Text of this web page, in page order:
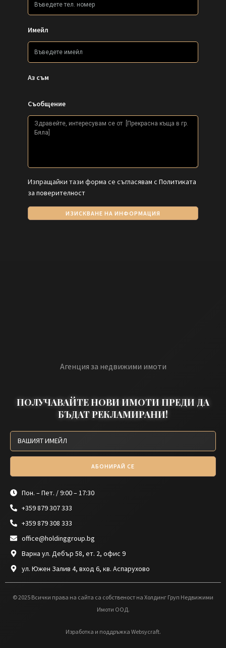
Имейл
Аз съм
Съобщение
Изпращайки тази форма се съгласявам с Политиката
за поверителност
ИЗИСКВАНЕ НА ИНФОРМАЦИЯ
Агенция за недвижими имоти
ПОЛУЧАВАЙТЕ НОВИ ИМОТИ ПРЕДИ ДА
БЪДАТ РЕКЛАМИРАНИ!
АБОНИРАЙ СЕ
Пон. – Пет. / 9:00 – 17:30
+359 879 307 333
+359 879 308 333
office@holdinggroup.bg
Варна ул. Дебър 58, ет. 2, офис 9
ул. Южен Залив 4, вход 6, кв. Аспарухово
© 2025 Всички права на сайта са собственост на Холдинг Груп Недвижими
Имоти ООД.
Изработка и поддръжка Websycraft.